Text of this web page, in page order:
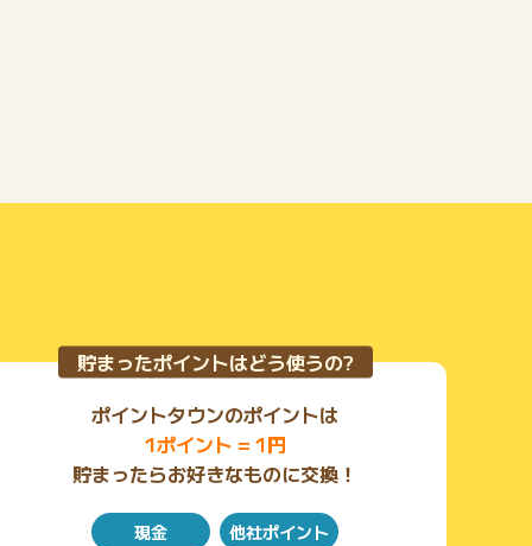
利用規約: https://www.peoplefun.com/terms
貯まったポイントはどう使うの?
ポイントタウンのポイントは
1ポイント = 1円
貯まったらお好きなものに交換！
現金
他社ポイント